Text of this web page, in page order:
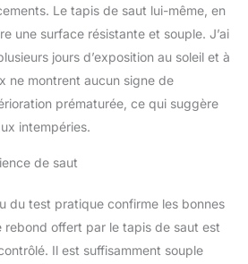
notre service client si vous
avez des questions.
Le tapis de saut lui-même, en
une surface résistante et souple. J’ai
jours d’exposition au soleil et à
ne montrent aucun signe de
prématurée, ce qui suggère
intempéries.
de saut
du test pratique confirme les bonnes
rebond offert par le tapis de saut est
Il est suffisamment souple